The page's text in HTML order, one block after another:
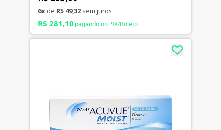
6xde R$ 49,32sem juros
R$ 281,10 pagando no PIX/Boleto